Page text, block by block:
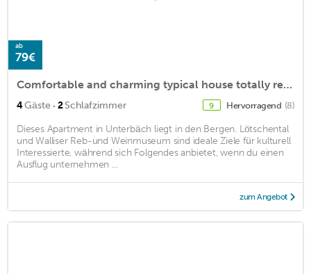
ab
79€
Comfortable and charming typical house totally renovated
4Gäste · 2Schlafzimmer 9 Hervorragend (8)
Dieses Apartment in Unterbäch liegt in den Bergen. Lötschental
und Walliser Reb-und Weinmuseum sind ideale Ziele für kulturell
Interessierte, während sich Folgendes anbietet, wenn du einen
Ausflug unternehmen ...
zum Angebot